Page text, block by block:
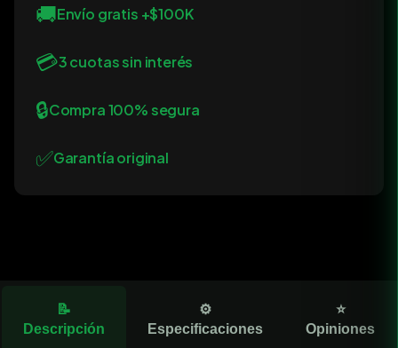
🚚Envío gratis +$100K
💳3 cuotas sin interés
🔒Compra 100% segura
✅Garantía original
📝
Descripción
⚙️
Especificaciones
⭐
Opiniones